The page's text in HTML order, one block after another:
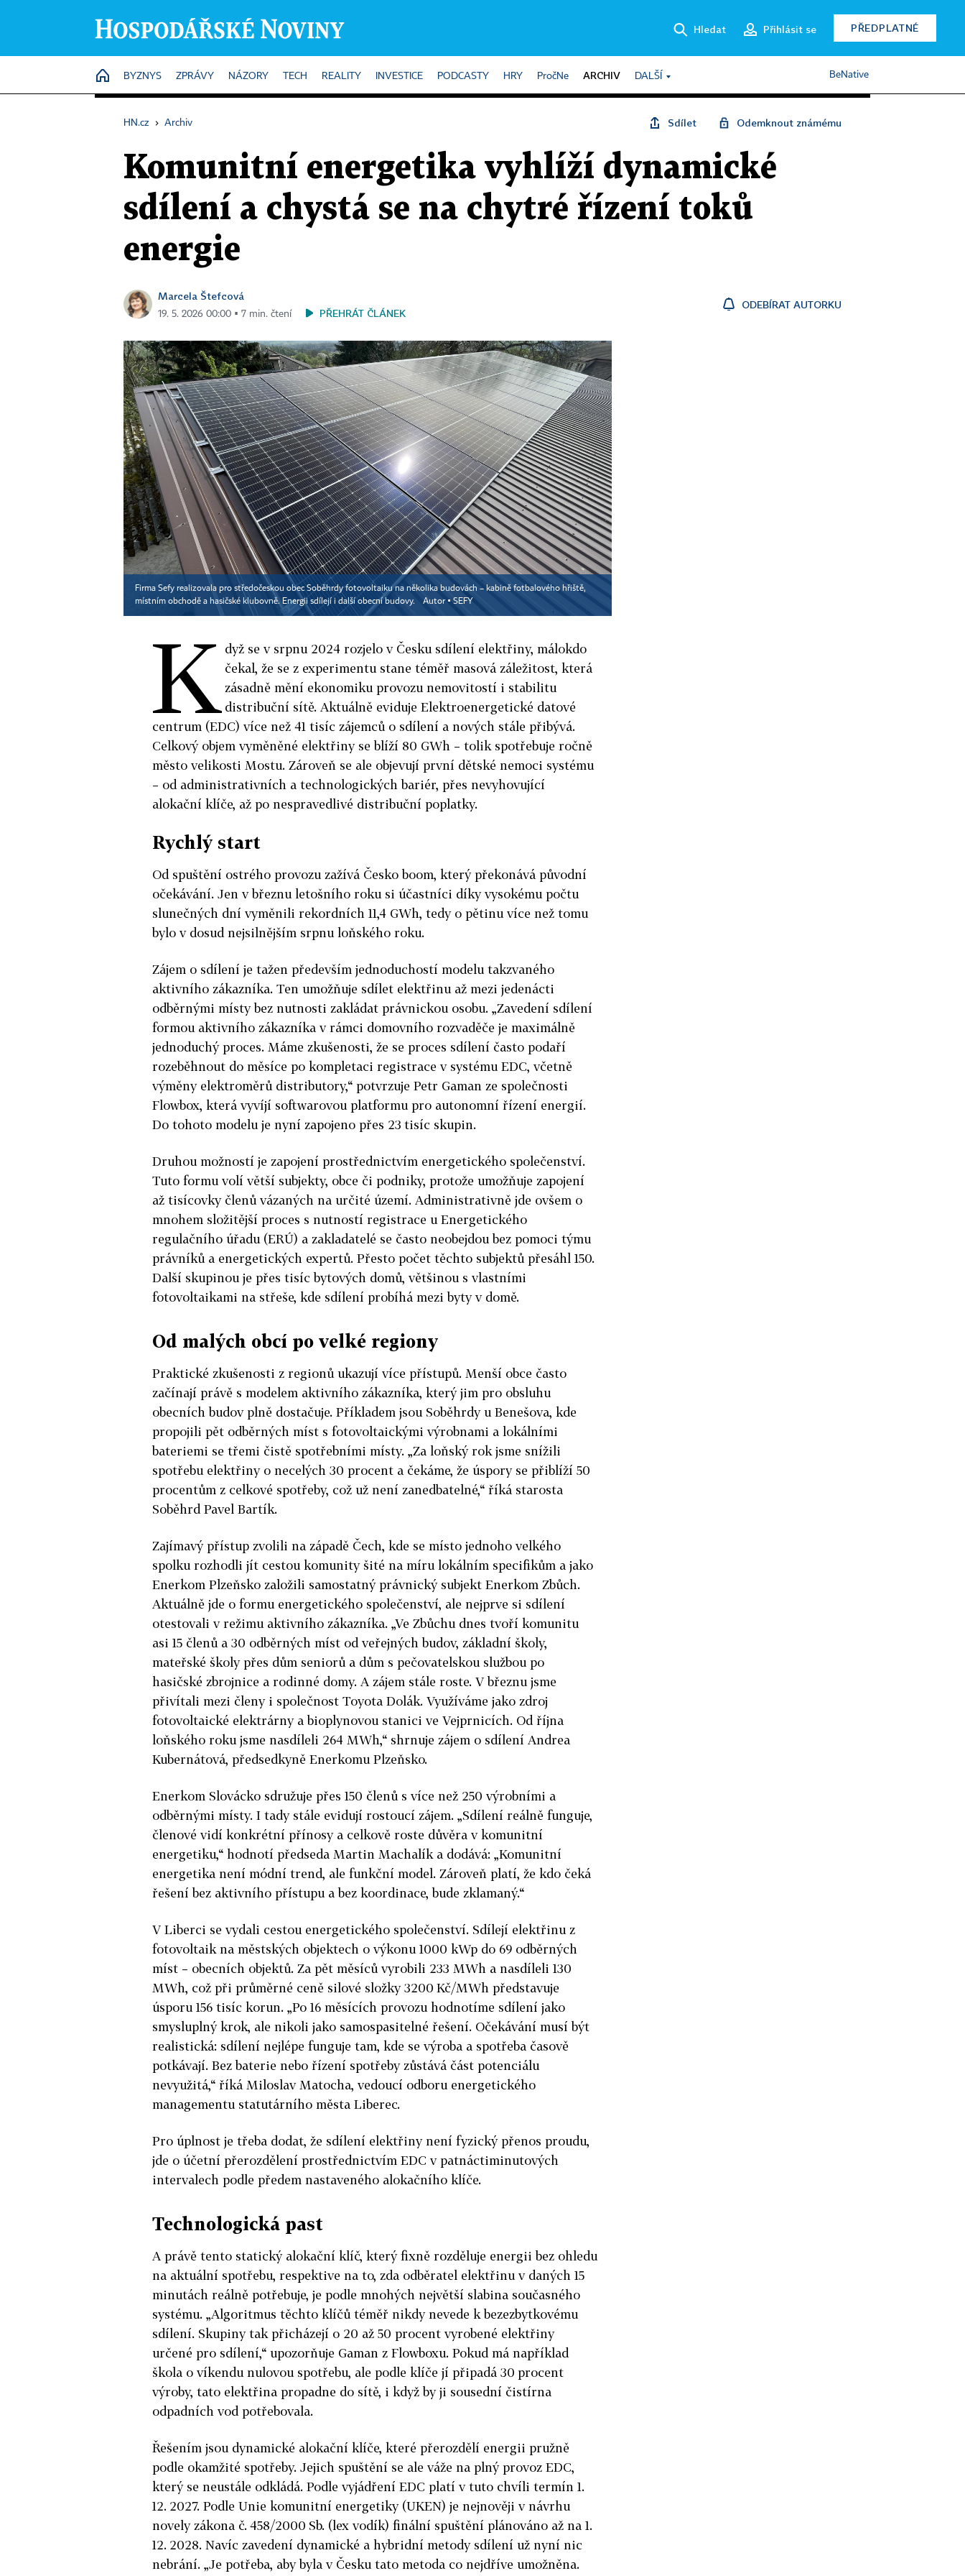
Hledat Přihlásit se PŘEDPLATNÉ
HOME
BYZNYS ZPRÁVY NÁZORY TECH REALITY INVESTICE PODCASTY HRY PročNe ARCHIV DALŠÍ BeNative
HN.cz › Archiv Sdílet Odemknout známému
Komunitní energetika vyhlíží dynamické
sdílení a chystá se na chytré řízení toků
energie
Marcela Štefcová
19. 5. 2026 00:00 ▪ 7 min. čtení PŘEHRÁT ČLÁNEK
ODEBÍRAT AUTORKU
Firma Sefy realizovala pro středočeskou obec Soběhrdy fotovoltaiku na několika budovách – kabině fotbalového hřiště,
místním obchodě a hasičské klubovně. Energii sdílejí i další obecní budovy.
Autor ▪ SEFY
K dyž se v srpnu 2024 rozjelo v Česku sdílení elektřiny, málokdo
čekal, že se z experimentu stane téměř masová záležitost, která
zásadně mění ekonomiku provozu nemovitostí i stabilitu
distribuční sítě. Aktuálně eviduje Elektroenergetické datové
centrum (EDC) více než 41 tisíc zájemců o sdílení a nových stále přibývá.
Celkový objem vyměněné elektřiny se blíží 80 GWh – tolik spotřebuje ročně
město velikosti Mostu. Zároveň se ale objevují první dětské nemoci systému
– od administrativních a technologických bariér, přes nevyhovující
alokační klíče, až po nespravedlivé distribuční poplatky.
Rychlý start
Od spuštění ostrého provozu zažívá Česko boom, který překonává původní
očekávání. Jen v březnu letošního roku si účastníci díky vysokému počtu
slunečných dní vyměnili rekordních 11,4 GWh, tedy o pětinu více než tomu
bylo v dosud nejsilnějším srpnu loňského roku.
Zájem o sdílení je tažen především jednoduchostí modelu takzvaného
aktivního zákazníka. Ten umožňuje sdílet elektřinu až mezi jedenácti
odběrnými místy bez nutnosti zakládat právnickou osobu. „Zavedení sdílení
formou aktivního zákazníka v rámci domovního rozvaděče je maximálně
jednoduchý proces. Máme zkušenosti, že se proces sdílení často podaří
rozeběhnout do měsíce po kompletaci registrace v systému EDC, včetně
výměny elektroměrů distributory,“ potvrzuje Petr Gaman ze společnosti
Flowbox, která vyvíjí softwarovou platformu pro autonomní řízení energií.
Do tohoto modelu je nyní zapojeno přes 23 tisíc skupin.
Druhou možností je zapojení prostřednictvím energetického společenství.
Tuto formu volí větší subjekty, obce či podniky, protože umožňuje zapojení
až tisícovky členů vázaných na určité území. Administrativně jde ovšem o
mnohem složitější proces s nutností registrace u Energetického
regulačního úřadu (ERÚ) a zakladatelé se často neobejdou bez pomoci týmu
právníků a energetických expertů. Přesto počet těchto subjektů přesáhl 150.
Další skupinou je přes tisíc bytových domů, většinou s vlastními
fotovoltaikami na střeše, kde sdílení probíhá mezi byty v domě.
Od malých obcí po velké regiony
Praktické zkušenosti z regionů ukazují více přístupů. Menší obce často
začínají právě s modelem aktivního zákazníka, který jim pro obsluhu
obecních budov plně dostačuje. Příkladem jsou Soběhrdy u Benešova, kde
propojili pět odběrných míst s fotovoltaickými výrobnami a lokálními
bateriemi se třemi čistě spotřebními místy. „Za loňský rok jsme snížili
spotřebu elektřiny o necelých 30 procent a čekáme, že úspory se přiblíží 50
procentům z celkové spotřeby, což už není zanedbatelné,“ říká starosta
Soběhrd Pavel Bartík.
Zajímavý přístup zvolili na západě Čech, kde se místo jednoho velkého
spolku rozhodli jít cestou komunity šité na míru lokálním specifikům a jako
Enerkom Plzeňsko založili samostatný právnický subjekt Enerkom Zbůch.
Aktuálně jde o formu energetického společenství, ale nejprve si sdílení
otestovali v režimu aktivního zákazníka. „Ve Zbůchu dnes tvoří komunitu
asi 15 členů a 30 odběrných míst od veřejných budov, základní školy,
mateřské školy přes dům seniorů a dům s pečovatelskou službou po
hasičské zbrojnice a rodinné domy. A zájem stále roste. V březnu jsme
přivítali mezi členy i společnost Toyota Dolák. Využíváme jako zdroj
fotovoltaické elektrárny a bioplynovou stanici ve Vejprnicích. Od října
loňského roku jsme nasdíleli 264 MWh,“ shrnuje zájem o sdílení Andrea
Kubernátová, předsedkyně Enerkomu Plzeňsko.
Enerkom Slovácko sdružuje přes 150 členů s více než 250 výrobními a
odběrnými místy. I tady stále evidují rostoucí zájem. „Sdílení reálně funguje,
členové vidí konkrétní přínosy a celkově roste důvěra v komunitní
energetiku,“ hodnotí předseda Martin Machalík a dodává: „Komunitní
energetika není módní trend, ale funkční model. Zároveň platí, že kdo čeká
řešení bez aktivního přístupu a bez koordinace, bude zklamaný.“
V Liberci se vydali cestou energetického společenství. Sdílejí elektřinu z
fotovoltaik na městských objektech o výkonu 1000 kWp do 69 odběrných
míst – obecních objektů. Za pět měsíců vyrobili 233 MWh a nasdíleli 130
MWh, což při průměrné ceně silové složky 3200 Kč/MWh představuje
úsporu 156 tisíc korun. „Po 16 měsících provozu hodnotíme sdílení jako
smysluplný krok, ale nikoli jako samospasitelné řešení. Očekávání musí být
realistická: sdílení nejlépe funguje tam, kde se výroba a spotřeba časově
potkávají. Bez baterie nebo řízení spotřeby zůstává část potenciálu
nevyužitá,“ říká Miloslav Matocha, vedoucí odboru energetického
managementu statutárního města Liberec.
Pro úplnost je třeba dodat, že sdílení elektřiny není fyzický přenos proudu,
jde o účetní přerozdělení prostřednictvím EDC v patnáctiminutových
intervalech podle předem nastaveného alokačního klíče.
Technologická past
A právě tento statický alokační klíč, který fixně rozděluje energii bez ohledu
na aktuální spotřebu, respektive na to, zda odběratel elektřinu v daných 15
minutách reálně potřebuje, je podle mnohých největší slabina současného
systému. „Algoritmus těchto klíčů téměř nikdy nevede k bezezbytkovému
sdílení. Skupiny tak přicházejí o 20 až 50 procent vyrobené elektřiny
určené pro sdílení,“ upozorňuje Gaman z Flowboxu. Pokud má například
škola o víkendu nulovou spotřebu, ale podle klíče jí připadá 30 procent
výroby, tato elektřina propadne do sítě, i když by ji sousední čistírna
odpadních vod potřebovala.
Řešením jsou dynamické alokační klíče, které přerozdělí energii pružně
podle okamžité spotřeby. Jejich spuštění se ale váže na plný provoz EDC,
který se neustále odkládá. Podle vyjádření EDC platí v tuto chvíli termín 1.
12. 2027. Podle Unie komunitní energetiky (UKEN) je nejnověji v návrhu
novely zákona č. 458/2000 Sb. (lex vodík) finální spuštění plánováno až na 1.
12. 2028. Navíc zavedení dynamické a hybridní metody sdílení už nyní nic
nebrání. „Je potřeba, aby byla v Česku tato metoda co nejdříve umožněna.